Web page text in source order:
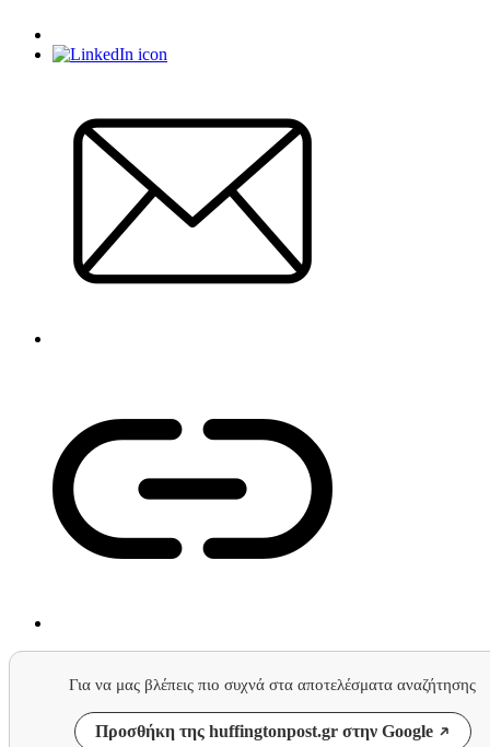
Για να μας βλέπεις πιο συχνά στα αποτελέσματα αναζήτησης
Προσθήκη της huffingtonpost.gr στην Google